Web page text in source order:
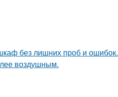
без лишних проб и ошибок.
воздушным.